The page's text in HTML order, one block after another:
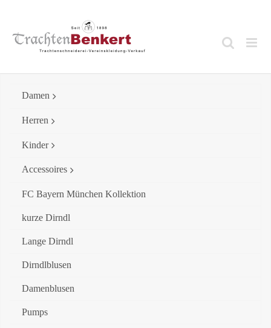
content
Damen
Herren
Kinder
Accessoires
FC Bayern München Kollektion
kurze Dirndl
Lange Dirndl
Dirndlblusen
Damenblusen
Pumps